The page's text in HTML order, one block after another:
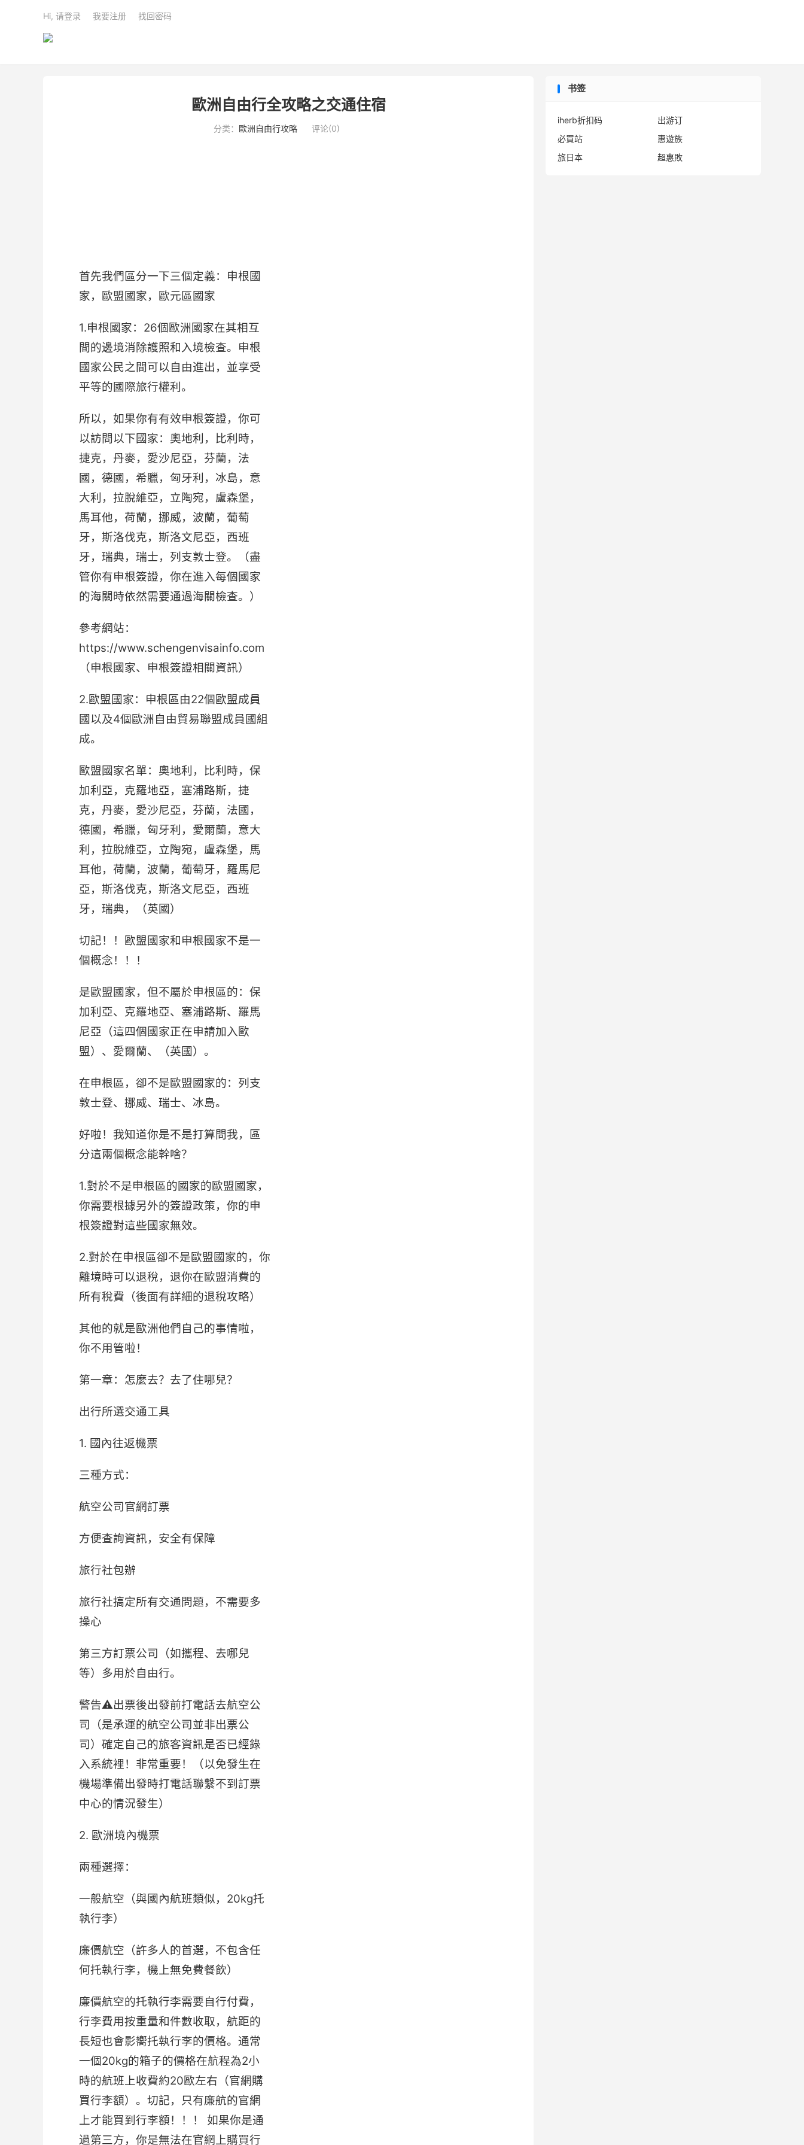
Hi, 请登录 我要注册 找回密码
歐洲自由行全攻略之交通住宿
分类： 歐洲自由行攻略 评论(0)
首先我們區分一下三個定義：申根國
家，歐盟國家，歐元區國家
1.申根國家：26個歐洲國家在其相互
間的邊境消除護照和入境檢查。申根
國家公民之間可以自由進出，並享受
平等的國際旅行權利。
所以，如果你有有效申根簽證，你可
以訪問以下國家：奧地利，比利時，
捷克，丹麥，愛沙尼亞，芬蘭，法
國，德國，希臘，匈牙利，冰島，意
大利，拉脫維亞，立陶宛，盧森堡，
馬耳他，荷蘭，挪威，波蘭，葡萄
牙，斯洛伐克，斯洛文尼亞，西班
牙，瑞典，瑞士，列支敦士登。（盡
管你有申根簽證，你在進入每個國家
的海關時依然需要通過海關檢查。）
參考網站：
https://www.schengenvisainfo.com
（申根國家、申根簽證相關資訊）
2.歐盟國家：申根區由22個歐盟成員
國以及4個歐洲自由貿易聯盟成員國組
成。
歐盟國家名單：奧地利，比利時，保
加利亞，克羅地亞，塞浦路斯，捷
克，丹麥，愛沙尼亞，芬蘭，法國，
德國，希臘，匈牙利，愛爾蘭，意大
利，拉脫維亞，立陶宛，盧森堡，馬
耳他，荷蘭，波蘭，葡萄牙，羅馬尼
亞，斯洛伐克，斯洛文尼亞，西班
牙，瑞典，（英國）
切記！！歐盟國家和申根國家不是一
個概念！！！
是歐盟國家，但不屬於申根區的：保
加利亞、克羅地亞、塞浦路斯、羅馬
尼亞（這四個國家正在申請加入歐
盟）、愛爾蘭、（英國）。
在申根區，卻不是歐盟國家的：列支
敦士登、挪威、瑞士、冰島。
好啦！我知道你是不是打算問我，區
分這兩個概念能幹啥？
1.對於不是申根區的國家的歐盟國家，
你需要根據另外的簽證政策，你的申
根簽證對這些國家無效。
2.對於在申根區卻不是歐盟國家的，你
離境時可以退稅，退你在歐盟消費的
所有稅費（後面有詳細的退稅攻略）
其他的就是歐洲他們自己的事情啦，
你不用管啦！
第一章：怎麼去？去了住哪兒？
出行所選交通工具
1. 國內往返機票
三種方式：
航空公司官網訂票
方便查詢資訊，安全有保障
旅行社包辦
旅行社搞定所有交通問題，不需要多
操心
第三方訂票公司（如攜程、去哪兒
等）多用於自由行。
警告⚠出票後出發前打電話去航空公
司（是承運的航空公司並非出票公
司）確定自己的旅客資訊是否已經錄
入系統裡！非常重要！（以免發生在
機場準備出發時打電話聯繫不到訂票
中心的情況發生）
2. 歐洲境內機票
兩種選擇：
一般航空（與國內航班類似，20kg托
執行李）
廉價航空（許多人的首選，不包含任
何托執行李，機上無免費餐飲）
廉價航空的托執行李需要自行付費，
行李費用按重量和件數收取，航距的
長短也會影嚮托執行李的價格。通常
一個20kg的箱子的價格在航程為2小
時的航班上收費約20歐左右（官網購
買行李額）。切記，只有廉航的官網
上才能買到行李額！！！ 如果你是通
過第三方，你是無法在官網上購買行
书签
iherb折扣码
出游订
必買站
惠遊族
旅日本
超惠敗